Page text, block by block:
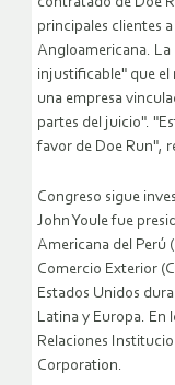
principales clientes
Angloamericana. La
injustificable" que el
una empresa
partes del juicio".
favor de Doe Run",
Congreso sigue
John Youle fue
Americana del Perú
Comercio Exterior
Estados Unidos
Latina y Europa. En
Relaciones
Corporation.